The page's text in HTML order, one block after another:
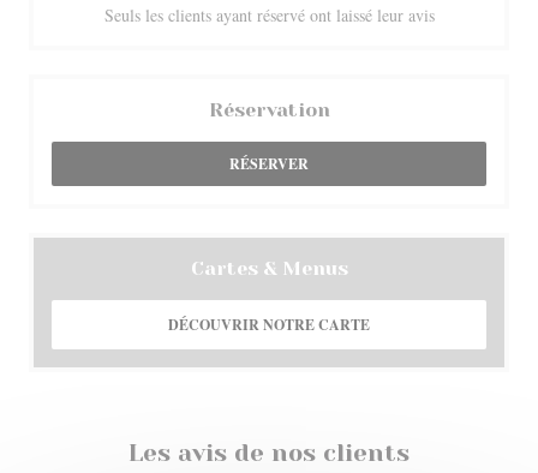
Les avis de nos clients
Seuls les clients ayant réservé ont laissé leur avis
Réservation
RÉSERVER
Cartes & Menus
DÉCOUVRIR NOTRE CARTE